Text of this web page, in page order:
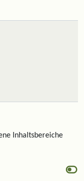
Inhaltsbereiche